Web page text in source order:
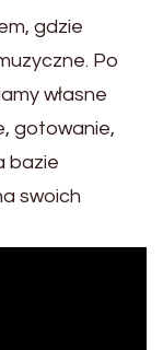
gdzie
Po
własne
gotowanie,
bazie
swoich